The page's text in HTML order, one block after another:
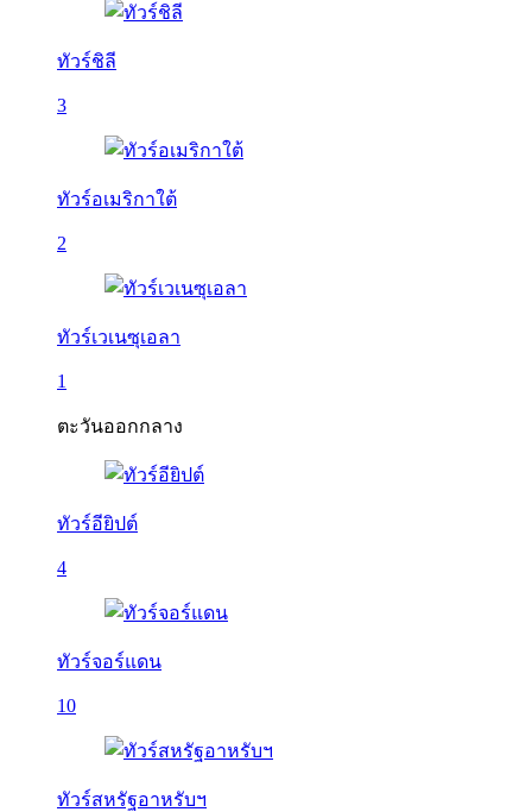
ทัวร์ชิลี
3
ทัวร์อเมริกาใต้
2
ทัวร์เวเนซุเอลา
1
ตะวันออกกลาง
ทัวร์อียิปต์
4
ทัวร์จอร์แดน
10
ทัวร์สหรัฐอาหรับฯ